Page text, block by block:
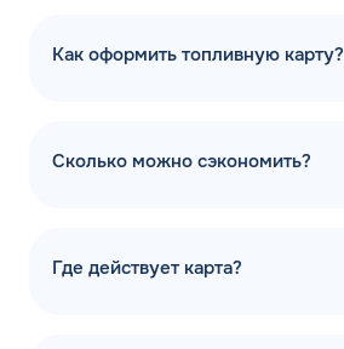
Как оформить топливную карту?
Сколько можно сэкономить?
Где действует карта?